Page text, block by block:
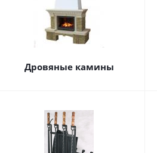
Дровяные камины